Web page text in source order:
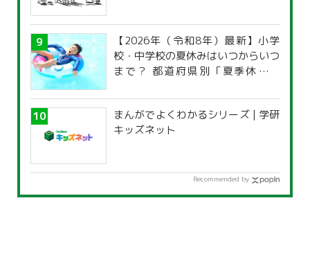
【2026年（令和8年）最新】小学
校・中学校の夏休みはいつからいつ
まで？ 都道府県別「夏季休暇一
まんがでよくわかるシリーズ | 学研
キッズネット
Recommended by